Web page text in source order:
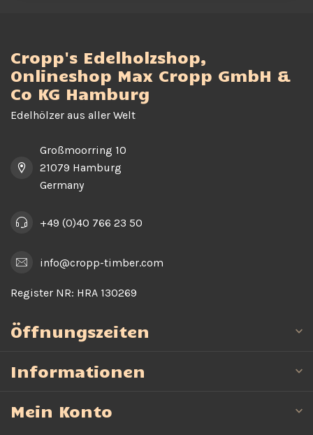
Cropp's Edelholzshop,
Onlineshop Max Cropp GmbH &
Co KG Hamburg
Edelhölzer aus aller Welt
Großmoorring 10
21079 Hamburg
Germany
+49 (0)40 766 23 50
info@cropp-timber.com
Register NR: HRA 130269
Öffnungszeiten
Informationen
Mein Konto